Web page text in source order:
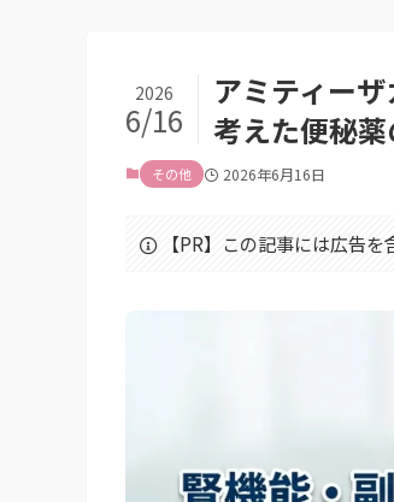
アミティー
考えた便秘
2026
6/16
その他 2026年6月16日
【PR】この記事には広告を